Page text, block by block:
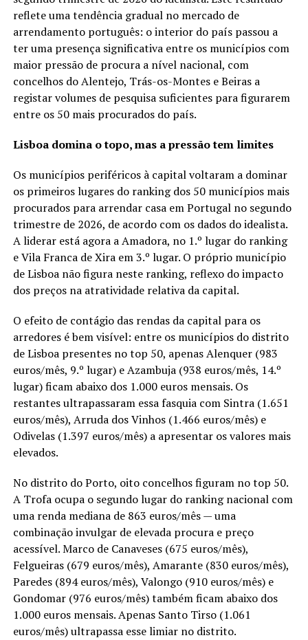
reflete uma tendência gradual no mercado de
arrendamento português: o interior do país passou a
ter uma presença significativa entre os municípios com
maior pressão de procura a nível nacional, com
concelhos do Alentejo, Trás-os-Montes e Beiras a
registar volumes de pesquisa suficientes para figurarem
entre os 50 mais procurados do país.
Lisboa domina o topo, mas a pressão tem limites
Os municípios periféricos à capital voltaram a dominar
os primeiros lugares do ranking dos 50 municípios mais
procurados para arrendar casa em Portugal no segundo
trimestre de 2026, de acordo com os dados do idealista.
A liderar está agora a Amadora, no 1.º lugar do ranking
e Vila Franca de Xira em 3.º lugar. O próprio município
de Lisboa não figura neste ranking, reflexo do impacto
dos preços na atratividade relativa da capital.
O efeito de contágio das rendas da capital para os
arredores é bem visível: entre os municípios do distrito
de Lisboa presentes no top 50, apenas Alenquer (983
euros/mês, 9.º lugar) e Azambuja (938 euros/mês, 14.º
lugar) ficam abaixo dos 1.000 euros mensais. Os
restantes ultrapassaram essa fasquia com Sintra (1.651
euros/mês), Arruda dos Vinhos (1.466 euros/mês) e
Odivelas (1.397 euros/mês) a apresentar os valores mais
elevados.
No distrito do Porto, oito concelhos figuram no top 50.
A Trofa ocupa o segundo lugar do ranking nacional com
uma renda mediana de 863 euros/mês — uma
combinação invulgar de elevada procura e preço
acessível. Marco de Canaveses (675 euros/mês),
Felgueiras (679 euros/mês), Amarante (830 euros/mês),
Paredes (894 euros/mês), Valongo (910 euros/mês) e
Gondomar (976 euros/mês) também ficam abaixo dos
1.000 euros mensais. Apenas Santo Tirso (1.061
euros/mês) ultrapassa esse limiar no distrito.